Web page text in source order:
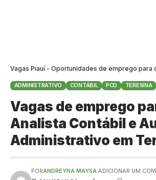
ADMINISTRATIVO CONTÁBIL PCD TERESINA
Vagas de emprego
Analista Contábil e
Administrativo em
PORANDREYNA MAYSA ADICIONAR UM